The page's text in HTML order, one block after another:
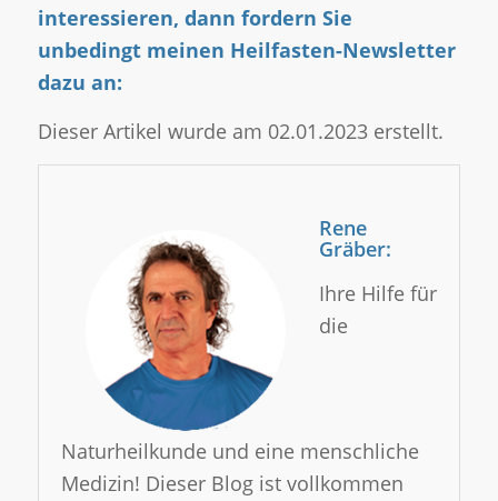
interessieren, dann fordern Sie
unbedingt meinen Heilfasten-Newsletter
dazu an:
Dieser Artikel wurde am 02.01.2023 erstellt.
Rene
Gräber:
Ihre Hilfe für
die
Naturheilkunde und eine menschliche
Medizin! Dieser Blog ist vollkommen